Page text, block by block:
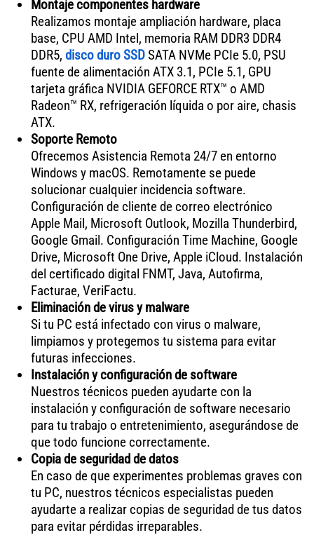
Montaje componentes hardware
Realizamos montaje ampliación hardware, placa
base, CPU AMD Intel, memoria RAM DDR3 DDR4
DDR5, disco duro SSDSATA NVMe PCIe 5.0, PSU
fuente de alimentación ATX 3.1, PCIe 5.1, GPU
tarjeta gráfica NVIDIA GEFORCE RTX™ o AMD
Radeon™ RX, refrigeración líquida o por aire, chasis
ATX.
Soporte Remoto
Ofrecemos Asistencia Remota 24/7 en entorno
Windows y macOS. Remotamente se puede
solucionar cualquier incidencia software.
Configuración de cliente de correo electrónico
Apple Mail, Microsoft Outlook, Mozilla Thunderbird,
Google Gmail. Configuración Time Machine, Google
Drive, Microsoft One Drive, Apple iCloud. Instalación
del certificado digital FNMT, Java, Autofirma,
Facturae, VeriFactu.
Eliminación de virus y malware
Si tu PC está infectado con virus o malware,
limpiamos y protegemos tu sistema para evitar
futuras infecciones.
Instalación y configuración de software
Nuestros técnicos pueden ayudarte con la
instalación y configuración de software necesario
para tu trabajo o entretenimiento, asegurándose de
que todo funcione correctamente.
Copia de seguridad de datos
En caso de que experimentes problemas graves con
tu PC, nuestros técnicos especialistas pueden
ayudarte a realizar copias de seguridad de tus datos
para evitar pérdidas irreparables.